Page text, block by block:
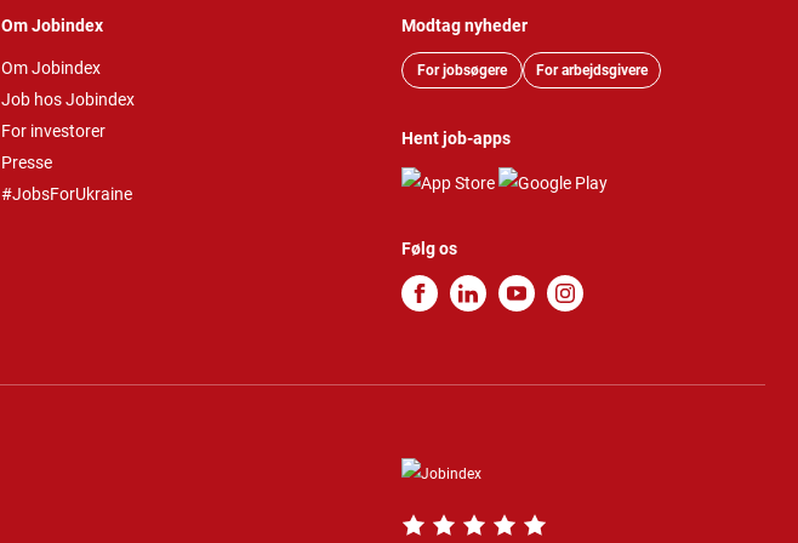
Om Jobindex
Om Jobindex
Job hos Jobindex
For investorer
Presse
#JobsForUkraine
Modtag nyheder
For jobsøgere For arbejdsgivere
Hent job-apps
Følg os